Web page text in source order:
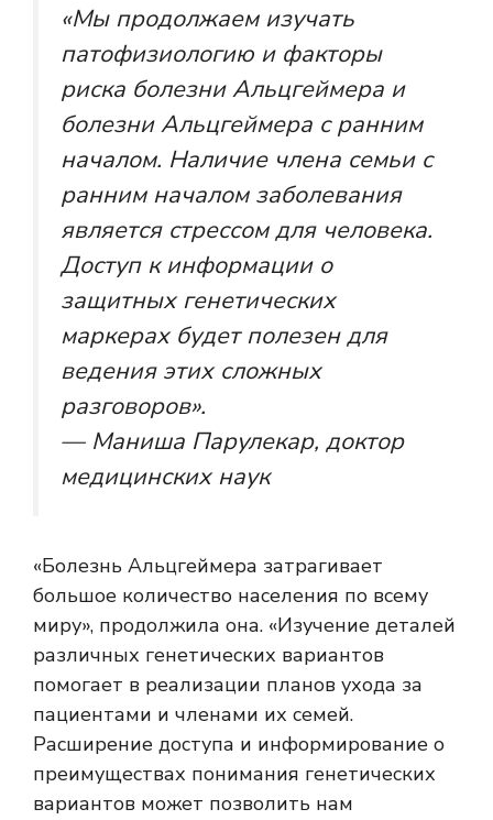
«Мы продолжаем изучать
патофизиологию и факторы
риска болезни Альцгеймера и
болезни Альцгеймера с ранним
началом. Наличие члена семьи с
ранним началом заболевания
является стрессом для человека.
Доступ к информации о
защитных генетических
маркерах будет полезен для
ведения этих сложных
разговоров».
— Маниша Парулекар, доктор
медицинских наук
«Болезнь Альцгеймера затрагивает
большое количество населения по всему
миру», продолжила она. «Изучение деталей
различных генетических вариантов
помогает в реализации планов ухода за
пациентами и членами их семей.
Расширение доступа и информирование о
преимуществах понимания генетических
вариантов может позволить нам